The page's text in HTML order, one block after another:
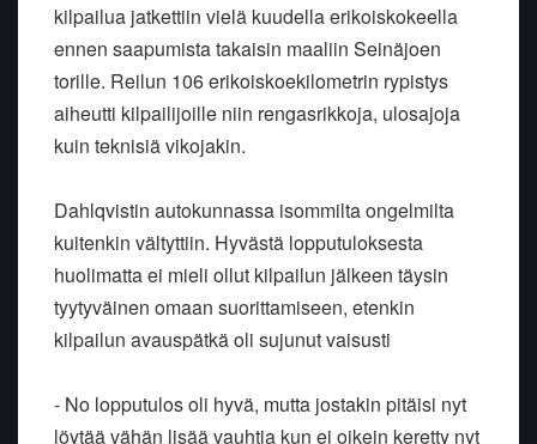
kilpailua jatkettiin vielä kuudella erikoiskokeella
ennen saapumista takaisin maaliin Seinäjoen
torille. Reilun 106 erikoiskoekilometrin rypistys
aiheutti kilpailijoille niin rengasrikkoja, ulosajoja
kuin teknisiä vikojakin.
Dahlqvistin autokunnassa isommilta ongelmilta
kuitenkin vältyttiin. Hyvästä lopputuloksesta
huolimatta ei mieli ollut kilpailun jälkeen täysin
tyytyväinen omaan suorittamiseen, etenkin
kilpailun avauspätkä oli sujunut vaisusti
- No lopputulos oli hyvä, mutta jostakin pitäisi nyt
löytää vähän lisää vauhtia kun ei oikein keretty nyt